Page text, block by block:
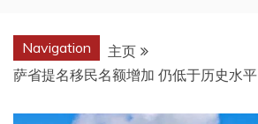
Navigation
主页
萨省提名移民名额增加 仍低于历史水平